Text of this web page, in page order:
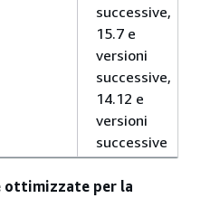
successive,
15.7 e
versioni
successive,
14.12 e
versioni
successive
ottimizzate per la